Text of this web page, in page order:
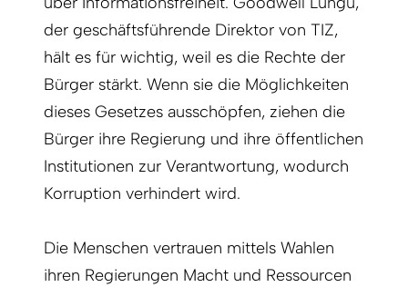
der geschäftsführende Direktor von TIZ,
hält es für wichtig, weil es die Rechte der
Bürger stärkt. Wenn sie die Möglichkeiten
dieses Gesetzes ausschöpfen, ziehen die
Bürger ihre Regierung und ihre öffentlichen
Institutionen zur Verantwortung, wodurch
Korruption verhindert wird.
Die Menschen vertrauen mittels Wahlen
ihren Regierungen Macht und Ressourcen